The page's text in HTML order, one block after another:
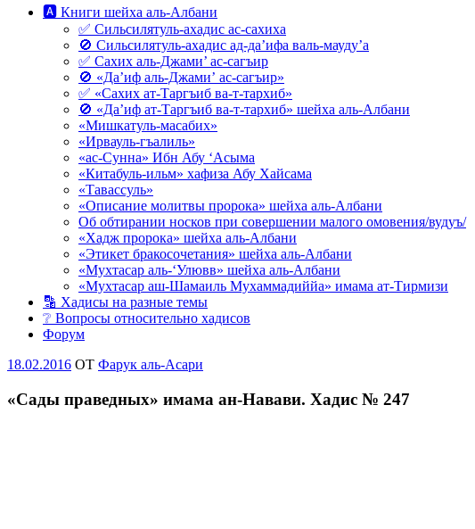
🅰 Книги шейха аль-Албани
✅ Сильсилятуль-ахадис ас-сахиха
🚫 Сильсилятуль-ахадис ад-да’ифа валь-мауду’а
✅ Сахих аль-Джами’ ас-сагъир
🚫 «Да’иф аль-Джами’ ас-сагъир»
✅ «Сахих ат-Таргъиб ва-т-тархиб»
🚫 «Да’иф ат-Таргъиб ва-т-тархиб» шейха аль-Албани
«Мишкатуль-масабих»
«Ирвауль-гъалиль»
«ас-Сунна» Ибн Абу ‘Асыма
«Китабуль-ильм» хафиза Абу Хайсама
«Тавассуль»
«Описание молитвы пророка» шейха аль-Албани
Об обтирании носков при совершении малого омовения/вудуъ/
«Хадж пророка» шейха аль-Албани
«Этикет бракосочетания» шейха аль-Албани
«Мухтасар аль-‘Улювв» шейха аль-Албани
«Мухтасар аш-Шамаиль Мухаммадиййа» имама ат-Тирмизи
🔡 Хадисы на разные темы
❔ Вопросы относительно хадисов
Форум
Опубликовано
18.02.2016 OT Фарук аль-Асари
«Сады праведных» имама ан-Навави. Хадис № 247